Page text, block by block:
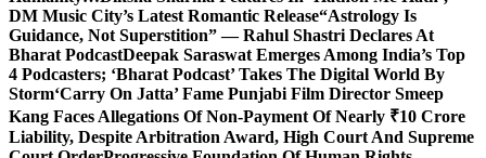
DM Music City’s Latest Romantic Release“Astrology Is
Guidance, Not Superstition” — Rahul Shastri Declares At
Bharat PodcastDeepak Saraswat Emerges Among India’s Top
4 Podcasters; ‘Bharat Podcast’ Takes The Digital World By
Storm‘Carry On Jatta’ Fame Punjabi Film Director Smeep
Kang Faces Allegations Of Non-Payment Of Nearly ₹10 Crore
Liability, Despite Arbitration Award, High Court And Supreme